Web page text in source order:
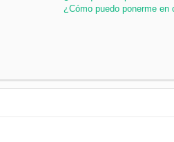
¿Cómo puedo ponerme